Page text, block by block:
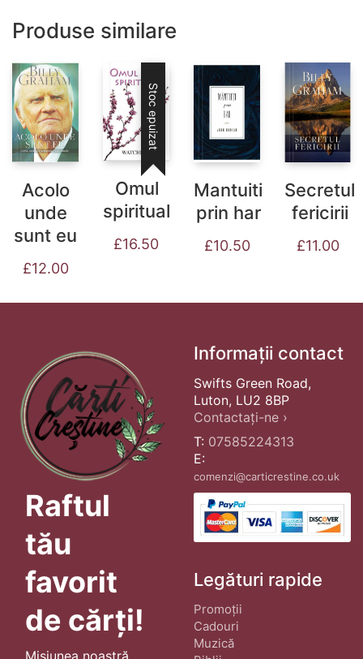
Produse similare
Acolo
unde
sunt eu
£12.00
Stoc epuizat
Omul
spiritual
£16.50
Mantuiti
prin har
£10.50
Secretul
fericirii
£11.00
Raftul
tău
favorit
de cărți!
Misiunea noastră
Informații contact
Swifts Green Road,
Luton, LU2 8BP
Contactați-ne ›
T: 07585224313
E:
comenzi@carticrestine.co.uk
Legături rapide
Promoții
Cadouri
Muzică